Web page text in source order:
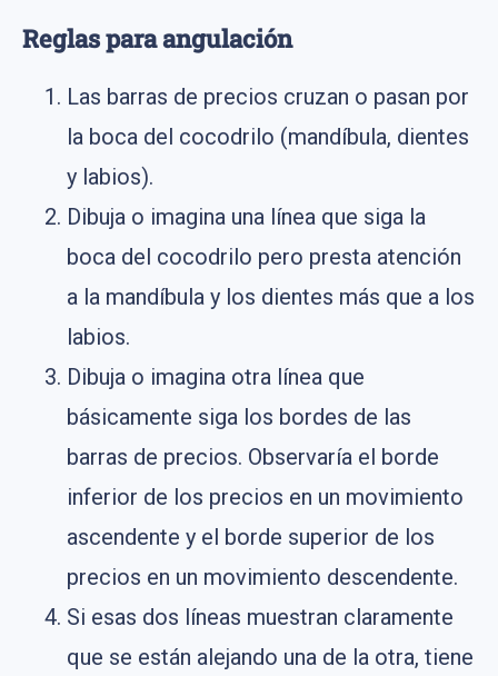
Reglas para angulación
Las barras de precios cruzan o pasan por
la boca del cocodrilo (mandíbula, dientes
y labios).
Dibuja o imagina una línea que siga la
boca del cocodrilo pero presta atención
a la mandíbula y los dientes más que a los
labios.
Dibuja o imagina otra línea que
básicamente siga los bordes de las
barras de precios. Observaría el borde
inferior de los precios en un movimiento
ascendente y el borde superior de los
precios en un movimiento descendente.
Si esas dos líneas muestran claramente
que se están alejando una de la otra, tiene